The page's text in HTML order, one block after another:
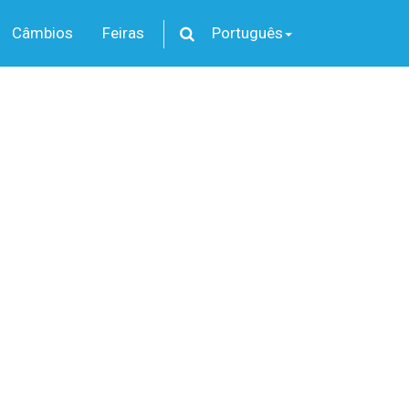
Câmbios Feiras Português